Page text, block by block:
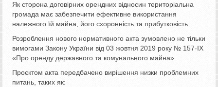
Як сторона договірних орендних відносин територіальна
громада має забезпечити ефективне використання
належного їй майна, його схоронність та прибутковість.
Розроблення нового нормативного акта зумовлено не тільки
вимогами Закону України від 03 жовтня 2019 року № 157-ІХ
«Про оренду державного та комунального майна».
Проєктом акта передбачено вирішення низки проблемних
питань, таких як: